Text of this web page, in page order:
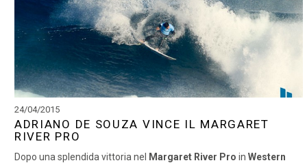
24/04/2015
ADRIANO DE SOUZA VINCE IL MARGARET
RIVER PRO
Dopo una splendida vittoria nel Margaret River Pro in Western